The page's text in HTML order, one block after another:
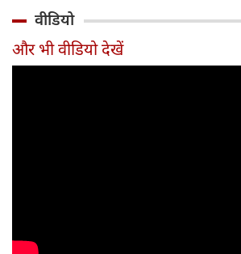
सावधान
का जन्म
वीडियो
और भी वीडियो देखें